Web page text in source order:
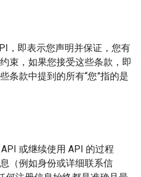
，即表示您声明并保证，您有
束，如果您接受这些条款，即
条款中提到的所有“您”指的是
或继续使用 API 的过程
（例如身份或详细联系信